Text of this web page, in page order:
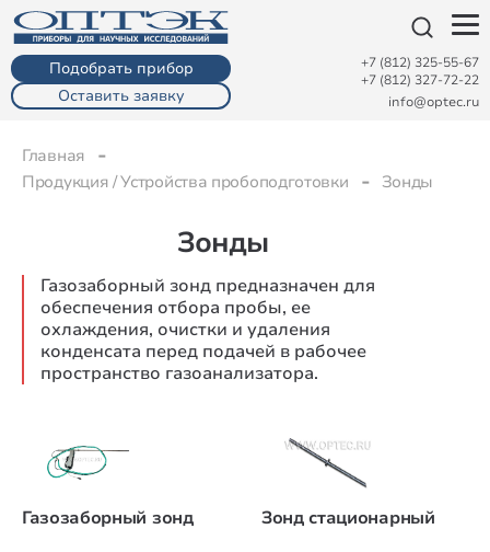
Подобрать прибор
Оставить заявку
+7 (812) 325-55-67
info@optec.ru
+7 (812) 327-72-22
Главная
Продукция / Устройства пробоподготовки
Зонды
Зонды
Газозаборный зонд предназначен для
обеспечения отбора пробы, ее
охлаждения, очистки и удаления
конденсата перед подачей в рабочее
пространство газоанализатора.
Газозаборный зонд Зонд стационарный